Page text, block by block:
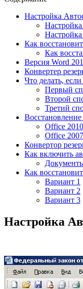
Настройка
Как
Как
Версия Word
Конвертер
Что делать,
Первый
Второй
Третий
Office 2010
Office 2007
Конвертор
Как включить
Как
Вариант 1
Вариант 2
Вариант 3
Настройка